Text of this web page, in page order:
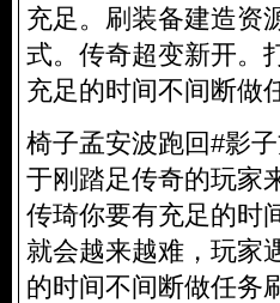
充足。刷装备建造资
式。传奇超变新开。
充足的时间不间断做
椅子孟安波跑回#影
于刚踏足传奇的玩家
传琦你要有充足的时
就会越来越难，玩家
的时间不间断做任务